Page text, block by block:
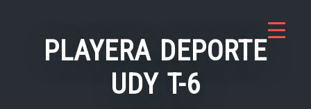
PLAYERA DEPORTE
UDY T-6